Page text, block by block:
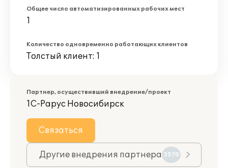
Общее число автоматизированных рабочих мест
1
Количество одновременно работающих клиентов
Толстый клиент: 1
Партнер, осуществивший внедрение/проект
1С-Рарус Новосибирск
Связаться
Другие внедрения партнера 3570